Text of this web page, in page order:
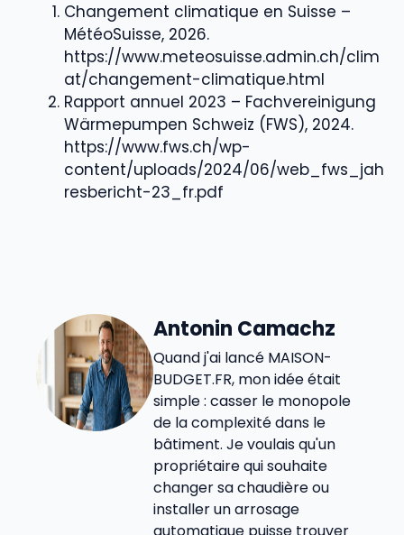
Changement climatique en Suisse –
MétéoSuisse, 2026.
https://www.meteosuisse.admin.ch/clim
at/changement-climatique.html
Rapport annuel 2023 – Fachvereinigung
Wärmepumpen Schweiz (FWS), 2024.
https://www.fws.ch/wp-
content/uploads/2024/06/web_fws_jah
resbericht-23_fr.pdf
Antonin Camachz
Quand j'ai lancé MAISON-
BUDGET.FR, mon idée était
simple : casser le monopole
de la complexité dans le
bâtiment. Je voulais qu'un
propriétaire qui souhaite
changer sa chaudière ou
installer un arrosage
automatique puisse trouver